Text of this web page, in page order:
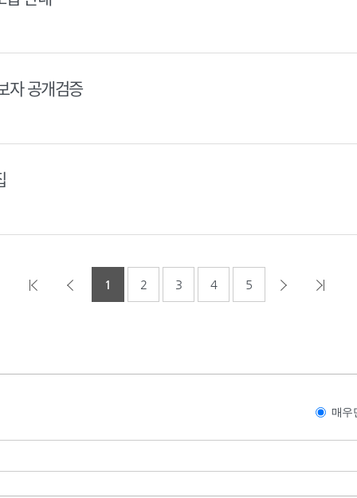
자 공개검증
1 2 3 4 5
매우